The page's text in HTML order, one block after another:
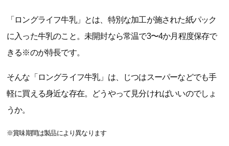
「ロングライフ牛乳」とは、特別な加工が施された紙パック
に入った牛乳のこと。未開封なら常温で3〜4か月程度保存で
きる※のが特長です。
そんな「ロングライフ牛乳」は、じつはスーパーなどでも手
軽に買える身近な存在。どうやって見分ければいいのでしょ
うか。
※賞味期間は製品により異なります